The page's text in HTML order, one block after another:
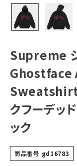
Tシャツ・ロングス
パーカー・トレー
キャップ・ハット
ニット帽・ビーニー
バックパック・リュ
その他バッグ類
スニーカー・ブーツ
Supreme
Ghostface
Sweatshirt
クフーデッ
ック
商品番号 gd16783